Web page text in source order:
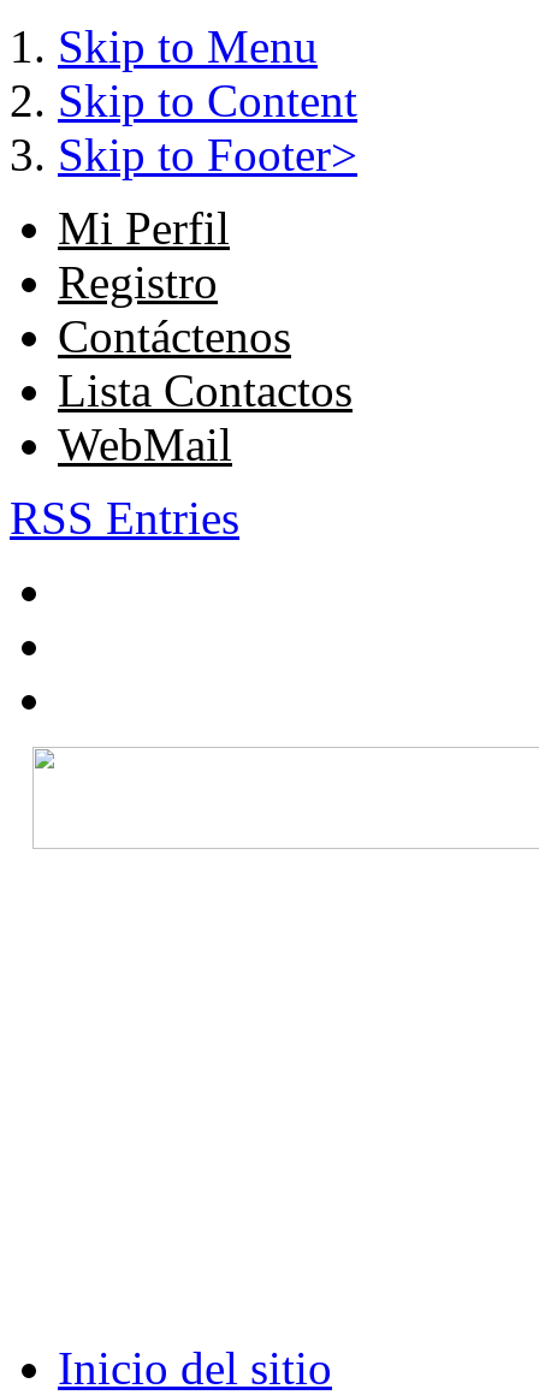
Skip to Menu
Skip to Content
Skip to Footer>
Mi Perfil
Registro
Contáctenos
Lista Contactos
WebMail
RSS Entries
Inicio del sitio